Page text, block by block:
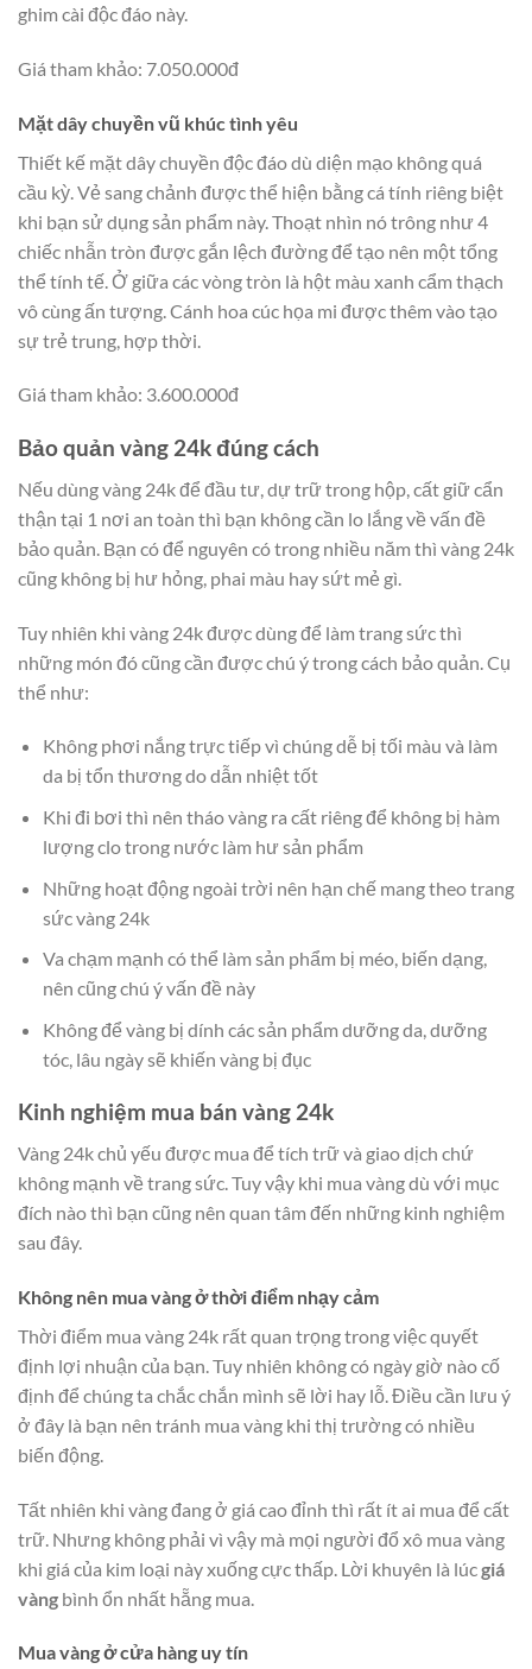
ghim cài độc đáo này.
Giá tham khảo: 7.050.000đ
Mặt dây chuyền vũ khúc tình yêu
Thiết kế mặt dây chuyền độc đáo dù diện mạo không quá
cầu kỳ. Vẻ sang chảnh được thể hiện bằng cá tính riêng biệt
khi bạn sử dụng sản phẩm này. Thoạt nhìn nó trông như 4
chiếc nhẫn tròn được gắn lệch đường để tạo nên một tổng
thể tính tế. Ở giữa các vòng tròn là hột màu xanh cẩm thạch
vô cùng ấn tượng. Cánh hoa cúc họa mi được thêm vào tạo
sự trẻ trung, hợp thời.
Giá tham khảo: 3.600.000đ
Bảo quản vàng 24k đúng cách
Nếu dùng vàng 24k để đầu tư, dự trữ trong hộp, cất giữ cẩn
thận tại 1 nơi an toàn thì bạn không cần lo lắng về vấn đề
bảo quản. Bạn có để nguyên có trong nhiều năm thì vàng 24k
cũng không bị hư hỏng, phai màu hay sứt mẻ gì.
Tuy nhiên khi vàng 24k được dùng để làm trang sức thì
những món đó cũng cần được chú ý trong cách bảo quản. Cụ
thể như:
Không phơi nắng trực tiếp vì chúng dễ bị tối màu và làm
da bị tổn thương do dẫn nhiệt tốt
Khi đi bơi thì nên tháo vàng ra cất riêng để không bị hàm
lượng clo trong nước làm hư sản phẩm
Những hoạt động ngoài trời nên hạn chế mang theo trang
sức vàng 24k
Va chạm mạnh có thể làm sản phẩm bị méo, biến dạng,
nên cũng chú ý vấn đề này
Không để vàng bị dính các sản phẩm dưỡng da, dưỡng
tóc, lâu ngày sẽ khiến vàng bị đục
Kinh nghiệm mua bán vàng 24k
Vàng 24k chủ yếu được mua để tích trữ và giao dịch chứ
không mạnh về trang sức. Tuy vậy khi mua vàng dù với mục
đích nào thì bạn cũng nên quan tâm đến những kinh nghiệm
sau đây.
Không nên mua vàng ở thời điểm nhạy cảm
Thời điểm mua vàng 24k rất quan trọng trong việc quyết
định lợi nhuận của bạn. Tuy nhiên không có ngày giờ nào cố
định để chúng ta chắc chắn mình sẽ lời hay lỗ. Điều cần lưu ý
ở đây là bạn nên tránh mua vàng khi thị trường có nhiều
biến động.
Tất nhiên khi vàng đang ở giá cao đỉnh thì rất ít ai mua để cất
trữ. Nhưng không phải vì vậy mà mọi người đổ xô mua vàng
khi giá của kim loại này xuống cực thấp. Lời khuyên là lúcgiá
vàng bình ổn nhất hẵng mua.
Mua vàng ở cửa hàng uy tín